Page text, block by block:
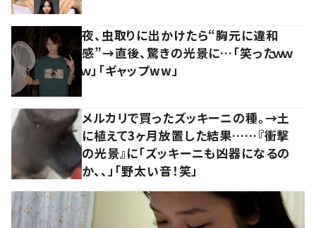
夜、虫取りに出かけたら“胸元に違和
感”→直後、驚きの光景に…「笑ったｗｗ
ｗ」「ギャップww」
メルカリで買ったズッキーニの種。→土
に植えて3ヶ月放置した結果……『衝撃
の光景』に「ズッキーニも凶器になるの
か、、」「野太い音！笑」